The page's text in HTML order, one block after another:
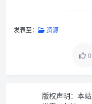
发表至： 资源
0
版权声明： 本